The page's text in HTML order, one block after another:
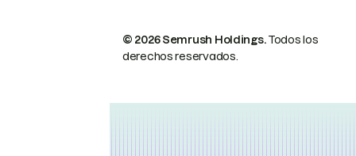
© 2026 Semrush Holdings.Todos los
derechos reservados.